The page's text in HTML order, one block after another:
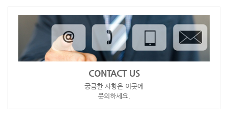
CONTACT US
궁금한 사항은 이곳에
문의하세요.